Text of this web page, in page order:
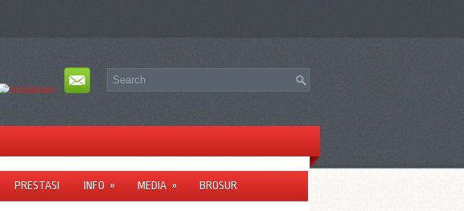
PRESTASI INFO » MEDIA » BROSUR